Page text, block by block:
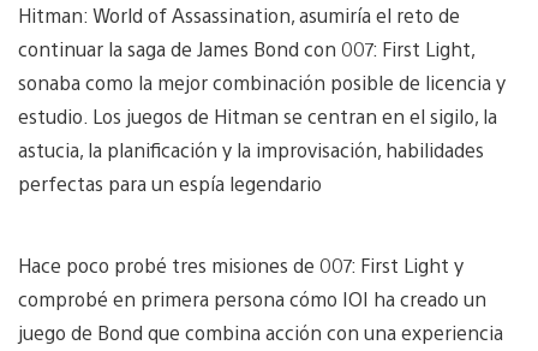
Hitman: World of Assassination, asumiría el reto de
continuar la saga de James Bond con 007: First Light,
sonaba como la mejor combinación posible de licencia y
estudio. Los juegos de Hitman se centran en el sigilo, la
astucia, la planificación y la improvisación, habilidades
perfectas para un espía legendario
Hace poco probé tres misiones de 007: First Light y
comprobé en primera persona cómo IOI ha creado un
juego de Bond que combina acción con una experiencia